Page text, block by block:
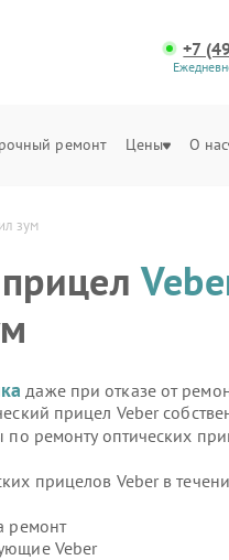
+7
ремонт Цены О нас
зум
даже при отказе от
прицел Veber
по ремонту оптических
прицелов Veber в
ремонт
Veber